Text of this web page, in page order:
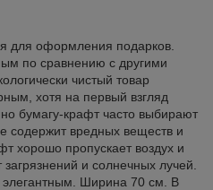
для оформления подарков.
по сравнению с другими
чистый товар
хотя на первый взгляд
бумагу-крафт часто выбирают
содержит вредных веществ и
хорошо пропускает воздух и
и солнечных лучей.
элегантным. Ширина 70 см. В